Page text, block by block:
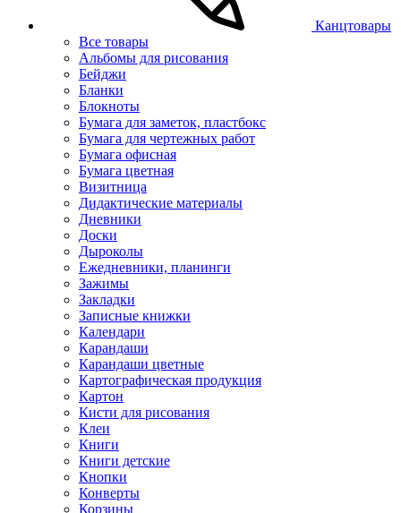
Канцтовары
Все товары
Альбомы для рисования
Бейджи
Бланки
Блокноты
Бумага для заметок, пластбокс
Бумага для чертежных работ
Бумага офисная
Бумага цветная
Визитница
Дидактические материалы
Дневники
Доски
Дыроколы
Ежедневники, планинги
Зажимы
Закладки
Записные книжки
Календари
Карандаши
Карандаши цветные
Картографическая продукция
Картон
Кисти для рисования
Клеи
Книги
Книги детские
Кнопки
Конверты
Корзины